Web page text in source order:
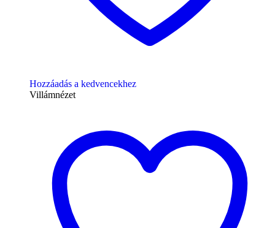
Hozzáadás a kedvencekhez
Villámnézet